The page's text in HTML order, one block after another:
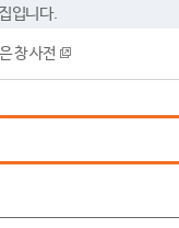
입니다.
창 사전